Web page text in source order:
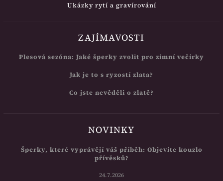
Ukázky rytí a gravírování
ZAJÍMAVOSTI
Plesová sezóna: Jaké šperky zvolit pro zimní večírky
Jak je to s ryzostí zlata?
Co jste nevěděli o zlatě?
NOVINKY
Šperky, které vyprávějí váš příběh: Objevíte kouzlo
přívěsků?
24.7.2026